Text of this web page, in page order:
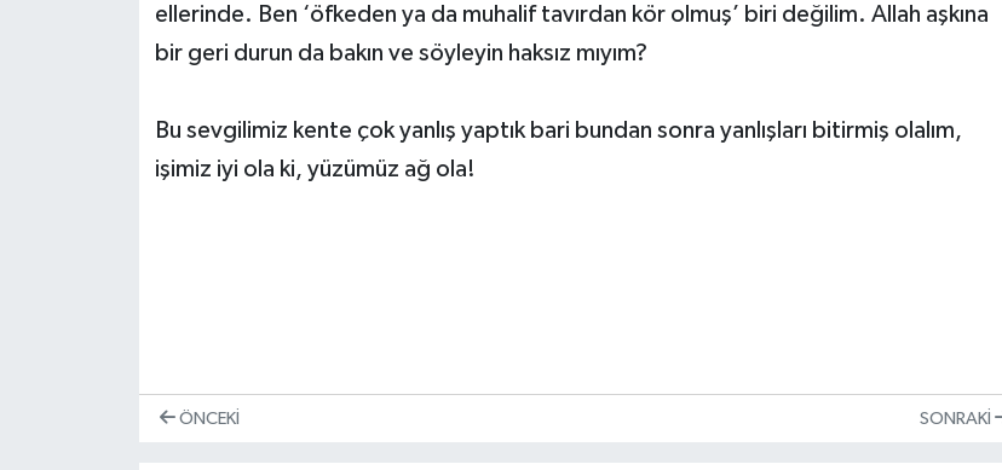
ellerinde. Ben ‘öfkeden ya da muhalif tavırdan kör olmuş’ biri değilim. Allah aşkına
bir geri durun da bakın ve söyleyin haksız mıyım?
Bu sevgilimiz kente çok yanlış yaptık bari bundan sonra yanlışları bitirmiş olalım,
işimiz iyi ola ki, yüzümüz ağ ola!
ÖNCEKI SONRAKI